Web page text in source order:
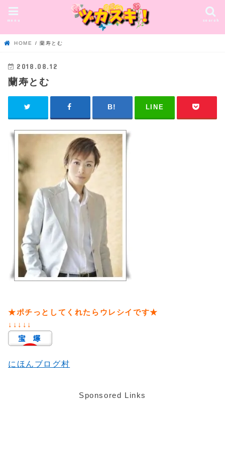
search
menu
HOME 蘭寿とむ
2018.08.12
蘭寿とむ
LINE
★ポチっとしてくれたらウレシイです★
↓↓↓↓↓
にほんブログ村
Sponsored Links